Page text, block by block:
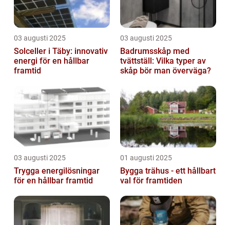
03 augusti 2025
Solceller i Täby: innovativ
energi för en hållbar
framtid
03 augusti 2025
Badrumsskåp med
tvättställ: Vilka typer av
skåp bör man överväga?
03 augusti 2025
Trygga energilösningar
för en hållbar framtid
01 augusti 2025
Bygga trähus - ett hållbart
val för framtiden